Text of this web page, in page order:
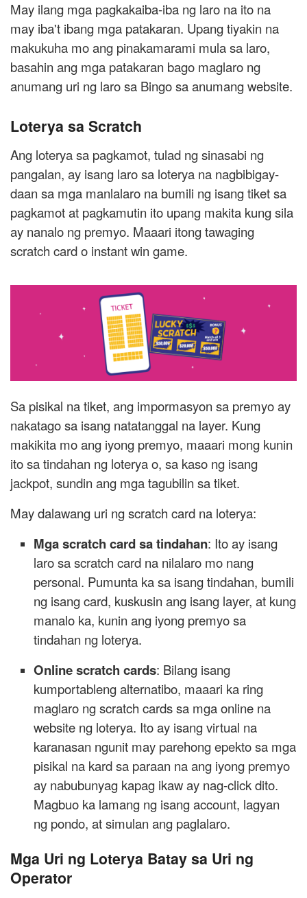
May ilang mga pagkakaiba-iba ng laro na ito na
may iba't ibang mga patakaran. Upang tiyakin na
makukuha mo ang pinakamarami mula sa laro,
basahin ang mga patakaran bago maglaro ng
anumang uri ng laro sa Bingo sa anumang website.
Loterya sa Scratch
Ang loterya sa pagkamot, tulad ng sinasabi ng
pangalan, ay isang laro sa loterya na nagbibigay-
daan sa mga manlalaro na bumili ng isang tiket sa
pagkamot at pagkamutin ito upang makita kung sila
ay nanalo ng premyo. Maaari itong tawaging
scratch card o instant win game.
Sa pisikal na tiket, ang impormasyon sa premyo ay
nakatago sa isang natatanggal na layer. Kung
makikita mo ang iyong premyo, maaari mong kunin
ito sa tindahan ng loterya o, sa kaso ng isang
jackpot, sundin ang mga tagubilin sa tiket.
May dalawang uri ng scratch card na loterya:
Mga scratch card sa tindahan: Ito ay isang
laro sa scratch card na nilalaro mo nang
personal. Pumunta ka sa isang tindahan, bumili
ng isang card, kuskusin ang isang layer, at kung
manalo ka, kunin ang iyong premyo sa
tindahan ng loterya.
Online scratch cards: Bilang isang
kumportableng alternatibo, maaari ka ring
maglaro ng scratch cards sa mga online na
website ng loterya. Ito ay isang virtual na
karanasan ngunit may parehong epekto sa mga
pisikal na kard sa paraan na ang iyong premyo
ay nabubunyag kapag ikaw ay nag-click dito.
Magbuo ka lamang ng isang account, lagyan
ng pondo, at simulan ang paglalaro.
Mga Uri ng Loterya Batay sa Uri ng
Operator